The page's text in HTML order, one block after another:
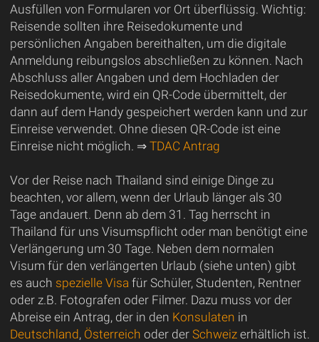
Ausfüllen von Formularen vor Ort überflüssig. Wichtig:
Reisende sollten ihre Reisedokumente und
persönlichen Angaben bereithalten, um die digitale
Anmeldung reibungslos abschließen zu können. Nach
Abschluss aller Angaben und dem Hochladen der
Reisedokumente, wird ein QR-Code übermittelt, der
dann auf dem Handy gespeichert werden kann und zur
Einreise verwendet. Ohne diesen QR-Code ist eine
Einreise nicht möglich. ⇒ TDAC Antrag
Vor der Reise nach Thailand sind einige Dinge zu
beachten, vor allem, wenn der Urlaub länger als 30
Tage andauert. Denn ab dem 31. Tag herrscht in
Thailand für uns Visumspflicht oder man benötigt eine
Verlängerung um 30 Tage. Neben dem normalen
Visum für den verlängerten Urlaub (siehe unten) gibt
es auch spezielle Visa für Schüler, Studenten, Rentner
oder z.B. Fotografen oder Filmer. Dazu muss vor der
Abreise ein Antrag, der in den Konsulaten in
Deutschland, Österreich oder der Schweizerhältlich ist.